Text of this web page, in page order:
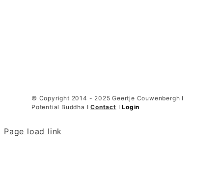
© Copyright 2014 - 2025 Geertje Couwenbergh I
Potential Buddha IContact ILogin
Page load link